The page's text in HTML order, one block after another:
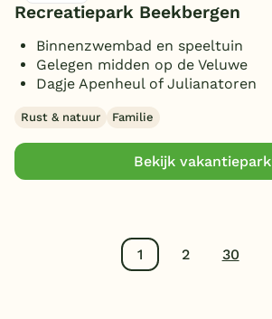
Recreatiepark Beekbergen
Binnenzwembad en speeltuin
Gelegen midden op de Veluwe
Dagje Apenheul of Julianatoren
Rust & natuur Familie
Bekijk vakantiepark
1 2 30